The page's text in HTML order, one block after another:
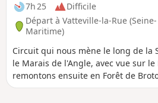
7h 25
Difficile
Départ à Vatteville-la-Rue (Seine-
Maritime)
Circuit qui nous mène le long de la
le Marais de l'Angle, avec vue sur
remontons ensuite en Forêt de
ses routes forestières.